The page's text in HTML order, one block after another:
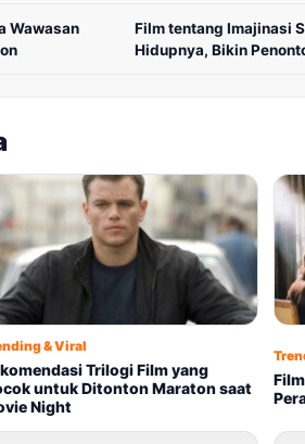
Wawasan
Film tentang Imajinasi
Hidupnya, Bikin
& Viral
Trilogi Film yang
untuk Ditonton Maraton saat
Night